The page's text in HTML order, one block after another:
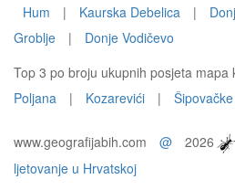
Hum
| Kaurska Debelica |
Groblje
|
Donje Vodičevo
Top 3 po broju ukupnih posjeta mapa
Poljana
| Kozarevići |
www.geografijabih.com @ 2026
ljetovanje u Hrvatskoj